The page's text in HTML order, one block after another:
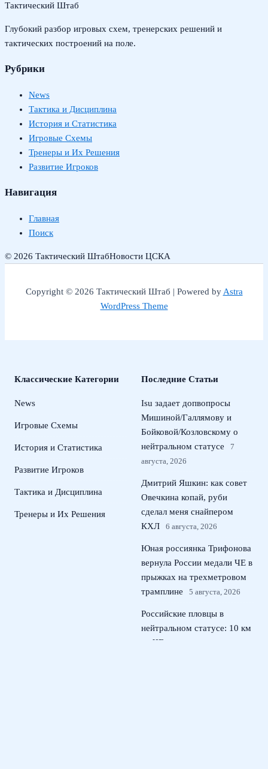
Тактический Штаб
Глубокий разбор игровых схем, тренерских решений и
тактических построений на поле.
Рубрики
News
Тактика и Дисциплина
История и Статистика
Игровые Схемы
Тренеры и Их Решения
Развитие Игроков
Навигация
Главная
Поиск
© 2026 Тактический ШтабНовости ЦСКА
Copyright © 2026 Тактический Штаб | Powered byAstra
WordPress Theme
Классические Категории
News
Игровые Схемы
История и Статистика
Развитие Игроков
Тактика и Дисциплина
Тренеры и Их Решения
Последние Статьи
Isu задает допвопросы
Мишиной/Галлямову и
Бойковой/Козловскому о
нейтральном статусе
7
августа, 2026
Дмитрий Яшкин: как совет
Овечкина копай, руби
сделал меня снайпером
КХЛ
6 августа, 2026
Юная россиянка Трифонова
вернула России медали ЧЕ в
прыжках на трехметровом
трамплине
5 августа, 2026
Российские пловцы в
нейтральном статусе: 10 км
на ЧЕ по плаванию в